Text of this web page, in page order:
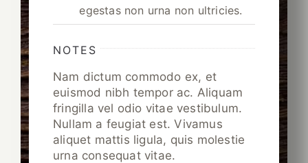
egestas non urna non ultricies.
NOTES
Nam dictum commodo ex, et
euismod nibh tempor ac. Aliquam
fringilla vel odio vitae vestibulum.
Nullam a feugiat est. Vivamus
aliquet mattis ligula, quis molestie
urna consequat vitae.